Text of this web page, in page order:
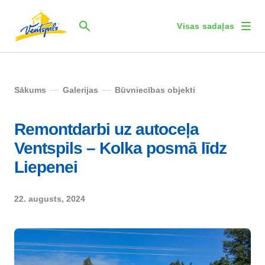
Visas sadaļas
Sākums Galerijas Būvniecības objekti
Remontdarbi uz autoceļa
Ventspils – Kolka posmā līdz
Liepenei
22. augusts, 2024